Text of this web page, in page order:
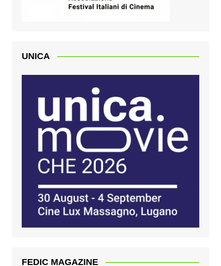
UNICA
FEDIC MAGAZINE